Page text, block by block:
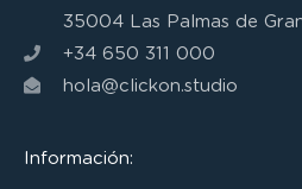
35004 Las Palmas de
+34 650 311 000
hola@clickon.studio
Información: